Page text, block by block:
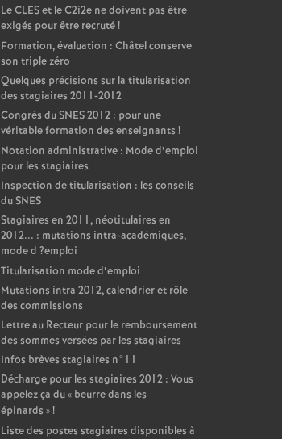
LeCLESet le C2i2e ne doivent pas être
exigés pour être recruté!
Formation, évaluation : Châtel conserve
son triple zéro
Quelques précisions sur la titularisation
des stagiaires 2011-2012
Congrès duSNES2012 : pour une
véritable formation des enseignants !
Notation administrative : Mode d’emploi
pour les stagiaires
Inspection de titularisation : les conseils
duSNES
Stagiaires en 2011, néotitulaires en
2012... : mutations intra-académiques,
mode d ?emploi
Titularisation mode d’emploi
Mutations intra 2012, calendrier et rôle
des commissions
Lettre au Recteur pour le remboursement
des sommes versées par les stagiaires
Infos brèves stagiaires n°11
Décharge pour les stagiaires 2012 : Vous
appelez ça du « beurre dans les
épinards »!
Liste des postes stagiaires disponibles à